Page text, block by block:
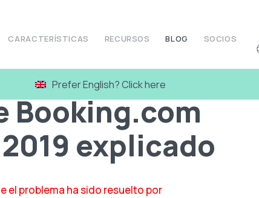
CARACTERÍSTICAS RECURSOS BLOG SOCIOS
Prefer English? Click here
Booking.com
explicado
el problema ha sido resuelto por